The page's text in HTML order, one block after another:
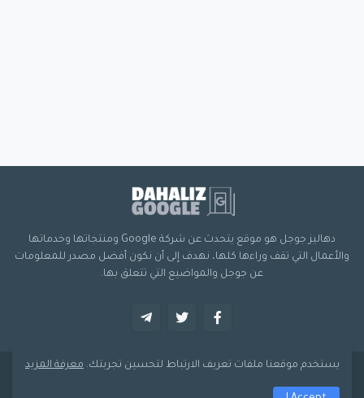
دهاليز جوجل هو موقع يتحدث عن شركة Google ومنتجاتها وخدماتها
والأعمال التي تقف وراءها كلها، نهدف إلى أن نكون أفضل مصدر للمعلومات
عن جوجل والمواضيع التي تتعلق بها.
يستخدم موقعنا ملفات تعريف الارتباط لتحسين تجربتك. معرفة المزيد